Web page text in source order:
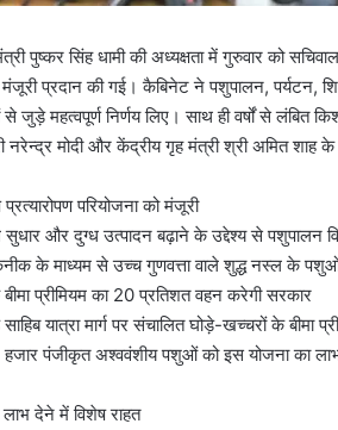
पुष्कर सिंह धामी की अध्यक्षता में गुरुवार को
प्रदान की गई। कैबिनेट ने पशुपालन, पर्यटन,
से जुड़े महत्वपूर्ण निर्णय लिए। साथ ही वर्षों से लंबित
मोदी और केंद्रीय गृह मंत्री श्री अमित शाह के
परियोजना को मंजूरी
और दुग्ध उत्पादन बढ़ाने के उद्देश्य से पशुपालन
के माध्यम से उच्च गुणवत्ता वाले शुद्ध नस्ल के पशुओं
प्रीमियम का 20 प्रतिशत वहन करेगी सरकार
यात्रा मार्ग पर संचालित घोड़े-खच्चरों के बीमा
पंजीकृत अश्ववंशीय पशुओं को इस योजना का
देने में विशेष राहत